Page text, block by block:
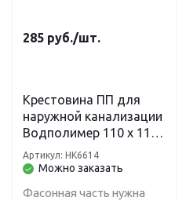
285 руб./шт.
Крестовина ПП для
наружной канализации
Водполимер 110 х 110
х 110/90 градусов
рыжая
Можно заказать
Артикул: НК6614
Фасонная часть нужна